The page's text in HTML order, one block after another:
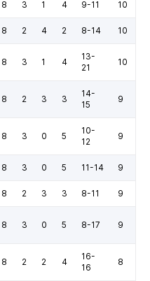
8 3 1 4 9-11 10
8 2 4 2 8-14 10
8 3 1 4
13-
21
10
8 2 3 3
14-
15
9
8 3 0 5
10-
12
9
8 3 0 5 11-14 9
8 2 3 3 8-11 9
8 3 0 5 8-17 9
8 2 2 4
16-
16
8